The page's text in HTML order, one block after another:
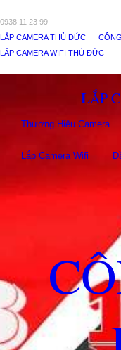
0938 11 23 99
LẮP CAMERA THỦ ĐỨC
LẮP CAMERA WIFI THỦ ĐỨC
LẮP
Thương Hiệu Camera
Lắp Camera Wifi